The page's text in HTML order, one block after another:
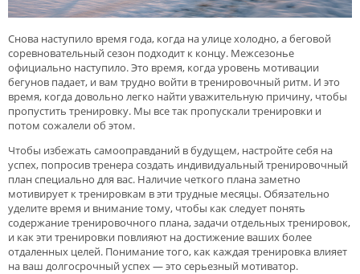
Снова наступило время года, когда на улице холодно, а беговой
соревновательный сезон подходит к концу. Межсезонье
официально наступило. Это время, когда уровень мотивации
бегунов падает, и вам трудно войти в тренировочный ритм. И это
время, когда довольно легко найти уважительную причину, чтобы
пропустить тренировку. Мы все так пропускали тренировки и
потом сожалели об этом.
Чтобы избежать самооправданий в будущем, настройте себя на
успех, попросив тренера создать индивидуальный тренировочный
план специально для вас. Наличие четкого плана заметно
мотивирует к тренировкам в эти трудные месяцы. Обязательно
уделите время и внимание тому, чтобы как следует понять
содержание тренировочного плана, задачи отдельных тренировок,
и как эти тренировки повлияют на достижение ваших более
отдаленных целей. Понимание того, как каждая тренировка влияет
на ваш долгосрочный успех — это серьезный мотиватор.